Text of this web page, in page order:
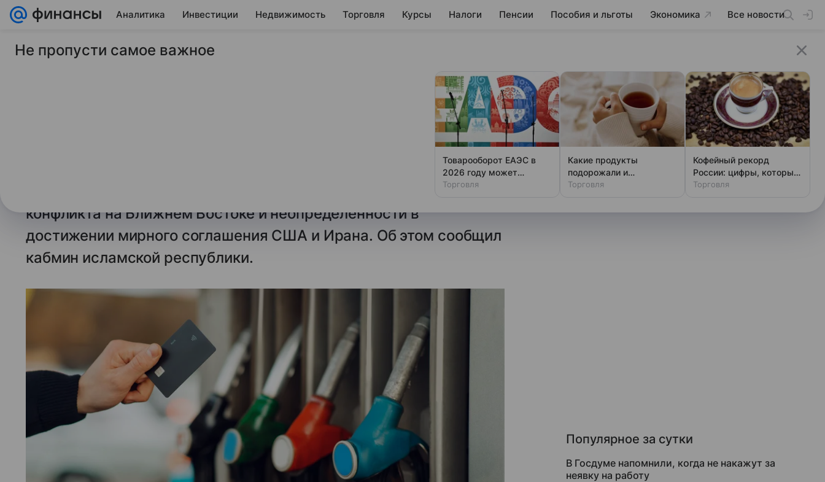
Аналитика Инвестиции Недвижимость Торговля Курсы Налоги Пенсии Пособия и льготы Экономика Все новости
12 мая 2026 ТАСС
В Пакистане продлили действия мер
ИСЛАМАБАД, 12 мая. /ТАСС/. Премьер-министр Пакистана
Шахбаз Шариф продлил до 13 июня действие срочных мер по
экономии энергоресурсов и финансовых средств на фоне
конфликта на Ближнем Востоке и неопределенности в
достижении мирного соглашения США и Ирана. Об этом сообщил
кабмин исламской республики.
Популярное за сутки
В Госдуме напомнили, когда не накажут за
неявку на работу
Не пропусти самое важное
Товарооборот ЕАЭС в
2026 году может
вырасти на 7,3%, до $102
Торговля
Какие продукты
подорожали и
подешевели в России
Торговля
Кофейный рекорд
России: цифры, которые
поражают
Торговля